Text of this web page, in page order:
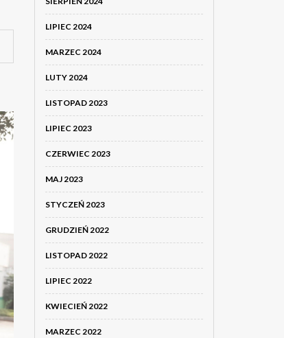
LIPIEC 2024
MARZEC 2024
LUTY 2024
LISTOPAD 2023
LIPIEC 2023
CZERWIEC 2023
MAJ 2023
STYCZEŃ 2023
GRUDZIEŃ 2022
LISTOPAD 2022
LIPIEC 2022
KWIECIEŃ 2022
MARZEC 2022